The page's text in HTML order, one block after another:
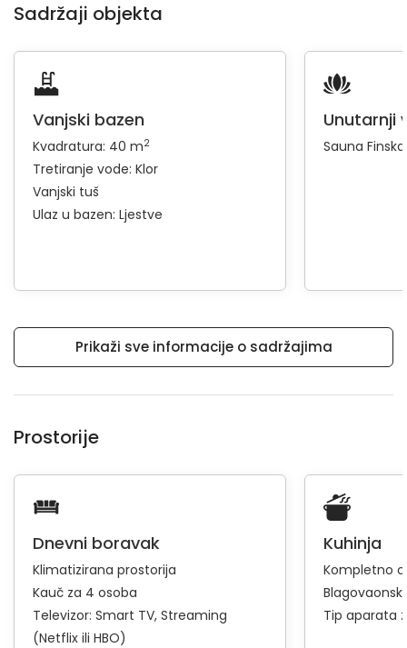
Sadržaji objekta
Vanjski bazen
Kvadratura: 40 m2
Tretiranje vode: Klor
Vanjski tuš
Ulaz u bazen: Ljestve
Unutarnji
Sauna Finska
Prikaži sve informacije o sadržajima
Prostorije
Dnevni boravak
Klimatizirana prostorija
Kauč za 4 osoba
Televizor: Smart TV Streaming
(Netflix ili HBO)
Kuhinja
Kompletno
Tip aparata